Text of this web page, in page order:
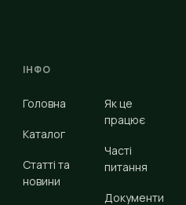
ІНФО
Головна
Каталог
Статті та
новини
Як це
працює
Часті
питання
Документи